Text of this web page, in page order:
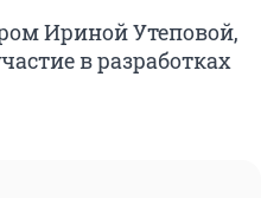
Ириной Утеповой,
в разработках